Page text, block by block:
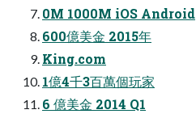
0M 1000M iOS Android
600億美金 2015年
King.com
1億4千3百萬個玩家
6 億美金 2014 Q1